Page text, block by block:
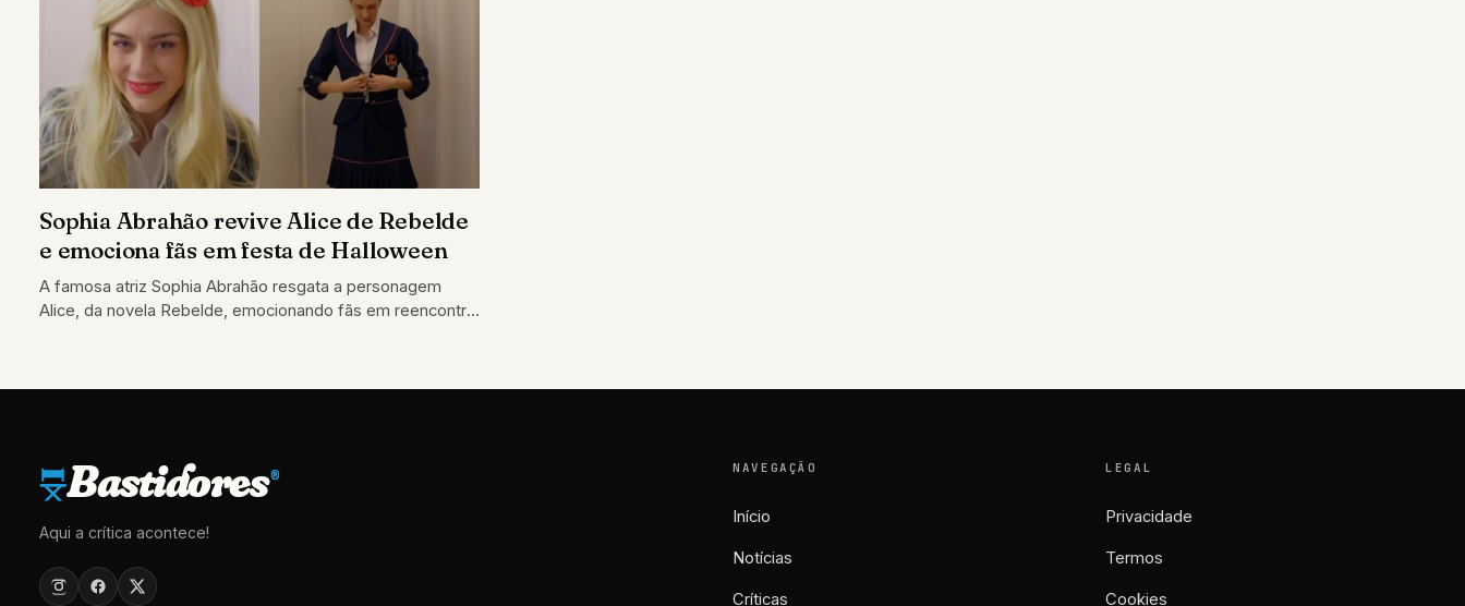
Sophia Abrahão revive Alice de Rebelde
e emociona fãs em festa de Halloween
A famosa atriz Sophia Abrahão resgata a personagem
Alice, da novela Rebelde, emocionando fãs em reencontro
Bastidores®
Aqui a crítica acontece!
NAVEGAÇÃO
Início
Notícias
Críticas
LEGAL
Privacidade
Termos
Cookies